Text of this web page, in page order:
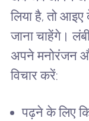
लिया है, तो
जाना चाहेंगे।
अपने मनोरंजन
विचार करें:
पढ़ने के लिए